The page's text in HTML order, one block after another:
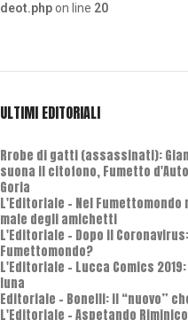
deot.phpon line 20
ULTIMI EDITORIALI
Rrobe di gatti (assassinati):
suona il citofono, Fumetto
Goria
L'Editoriale - Nel Fumettomondo
male degli amichetti
L'Editoriale - Dopo il
Fumettomondo?
L'Editoriale - Lucca Comics
luna
Editoriale - Bonelli: il “nuovo”
L'Editoriale - Aspetando